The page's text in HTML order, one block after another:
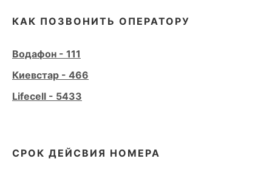
КАК ПОЗВОНИТЬ ОПЕРАТОРУ
Водафон - 111
Киевстар - 466
Lifecell - 5433
СРОК ДЕЙСВИЯ НОМЕРА